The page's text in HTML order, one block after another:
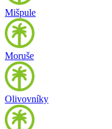
Mišpule
Moruše
Olivovníky